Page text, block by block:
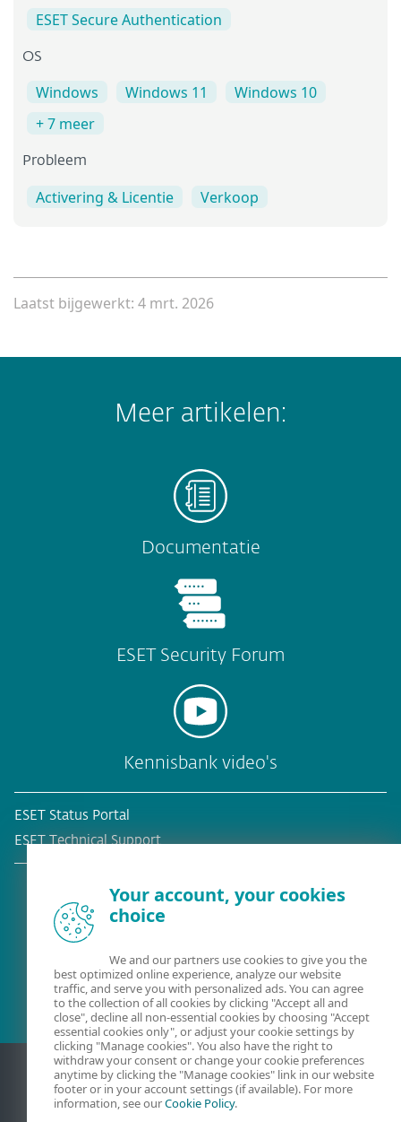
ESET Secure Authentication
OS
Windows Windows 11
Windows 10
+ 7 meer
Probleem
Activering & Licentie Verkoop
Laatst bijgewerkt: 4 mrt. 2026
Meer artikelen:
Documentatie
ESET Security Forum
Kennisbank video's
ESET Status Portal
ESET Technical Support
Bestaande klant?
Your account, your cookies
choice
We and our partners use cookies to give you the
best optimized online experience, analyze our website
traffic, and serve you with personalized ads. You can agree
to the collection of all cookies by clicking "Accept all and
close", decline all non-essential cookies by choosing "Accept
essential cookies only", or adjust your cookie settings by
clicking "Manage cookies". You also have the right to
withdraw your consent or change your cookie preferences
anytime by clicking the "Manage cookies" link in our website
footer or in your account settings (if available). For more
information, see ourCookie Policy.